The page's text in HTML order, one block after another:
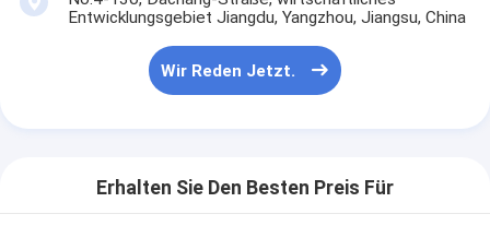
Entwicklungsgebiet Jiangdu, Yangzhou, Jiangsu, China
Wir Reden Jetzt.
Erhalten Sie Den Besten Preis Für